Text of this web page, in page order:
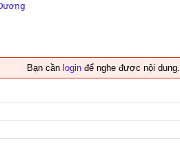
Bạn cần loginđể nghe được nội dung.